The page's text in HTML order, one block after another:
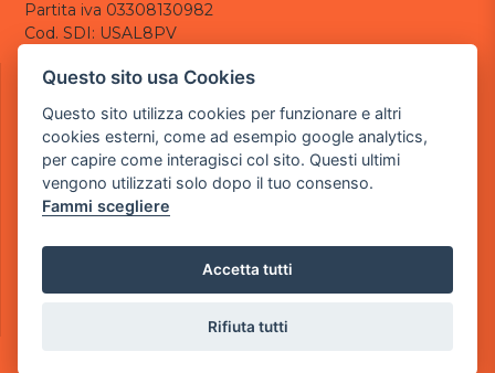
Partita iva 03308130982
Cod. SDI: USAL8PV
CONTATTI
tel.: +39 030 376 2377
tel.: +39 030 336 6259
pec:powergamesrl@legalmail.it
LINK UTILI
Informazioni generali
Questo sito usa Cookies
Questo sito utilizza cookies per funzionare e altri
cookies esterni, come ad esempio google analytics,
per capire come interagisci col sito. Questi ultimi
vengono utilizzati solo dopo il tuo consenso.
Fammi scegliere
Accetta tutti
Rifiuta tutti